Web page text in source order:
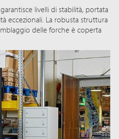
livelli di stabilità, portata
eccezionali. La robusta struttura
delle forche è coperta